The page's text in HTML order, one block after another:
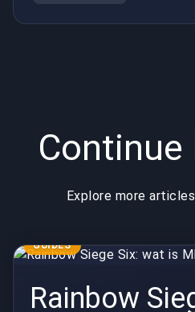
Continue
Explore more
GUIDES
Rainbow